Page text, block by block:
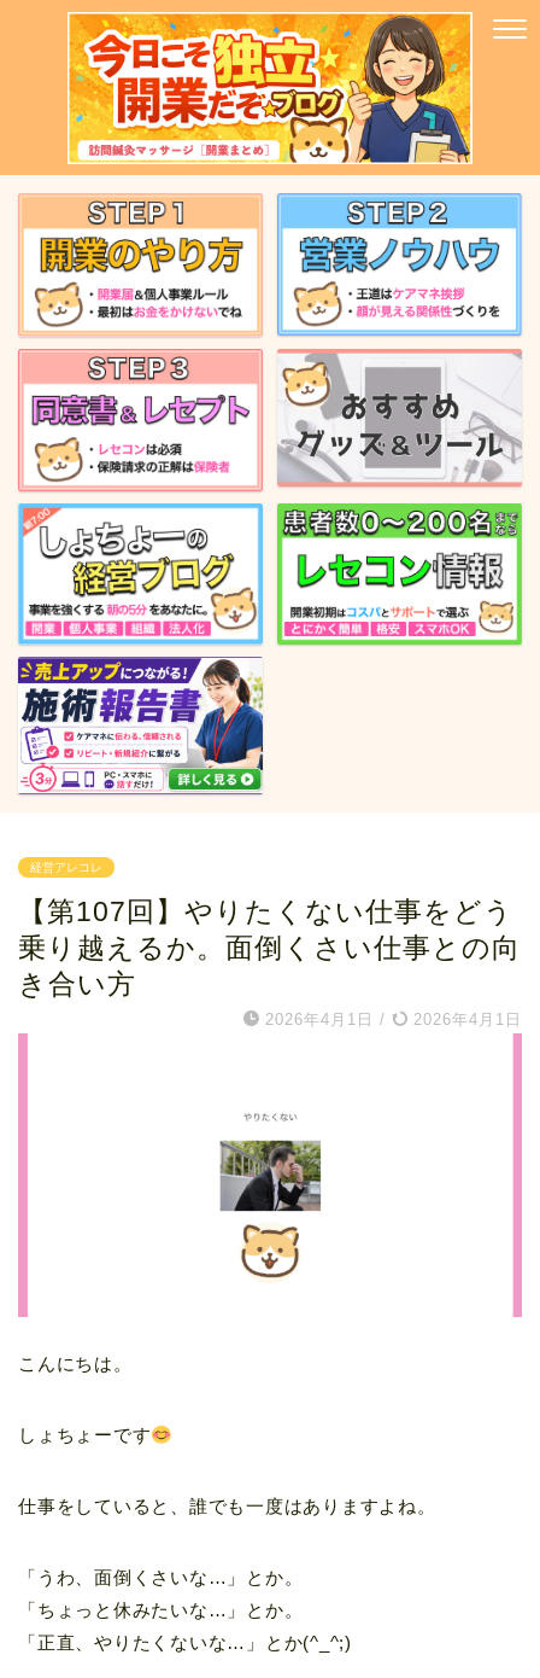
経営アレコレ
【第107回】やりたくない仕事をどう
乗り越えるか。面倒くさい仕事との向
き合い方
2026年4月1日 / 2026年4月1日
こんにちは。
しょちょーです
仕事をしていると、誰でも一度はありますよね。
「うわ、面倒くさいな…」とか。
「ちょっと休みたいな…」とか。
「正直、やりたくないな…」とか(^_^;)